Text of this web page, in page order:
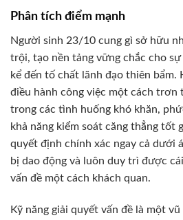
Phân tích điểm mạnh
Người sinh 23/10 cung gì sở hữu
trội, tạo nền tảng vững chắc cho
kể đến tố chất lãnh đạo thiên bẩm.
điều hành công việc một cách trơn
trong các tình huống khó khăn,
khả năng kiểm soát căng thẳng tốt
quyết định chính xác ngay cả dưới
bị dao động và luôn duy trì được
vấn đề một cách khách quan.
Kỹ năng giải quyết vấn đề là một